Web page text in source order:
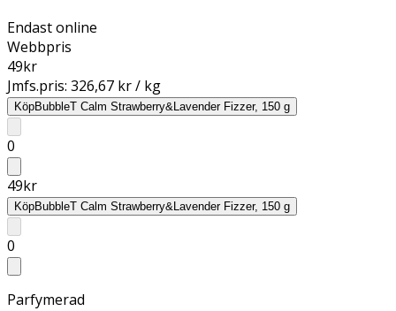
Endast online
Webbpris
49kr
Jmfs.pris: 326,67 kr / kg
KöpBubbleT Calm Strawberry&Lavender Fizzer, 150 g
0
49kr
KöpBubbleT Calm Strawberry&Lavender Fizzer, 150 g
0
Parfymerad